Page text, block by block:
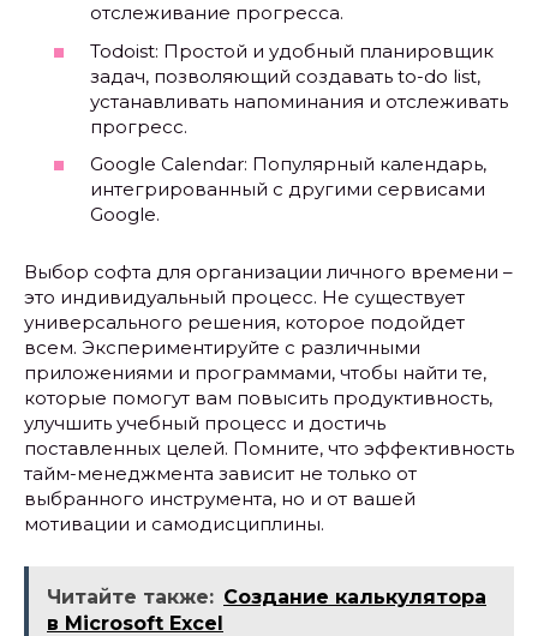
отслеживание прогресса.
Todoist: Простой и удобный планировщик
задач, позволяющий создавать to-do list,
устанавливать напоминания и отслеживать
прогресс.
Google Calendar: Популярный календарь,
интегрированный с другими сервисами
Google.
Выбор софта для организации личного времени –
это индивидуальный процесс. Не существует
универсального решения, которое подойдет
всем. Экспериментируйте с различными
приложениями и программами, чтобы найти те,
которые помогут вам повысить продуктивность,
улучшить учебный процесс и достичь
поставленных целей. Помните, что эффективность
тайм-менеджмента зависит не только от
выбранного инструмента, но и от вашей
мотивации и самодисциплины.
Читайте также: Создание калькулятора
в Microsoft Excel